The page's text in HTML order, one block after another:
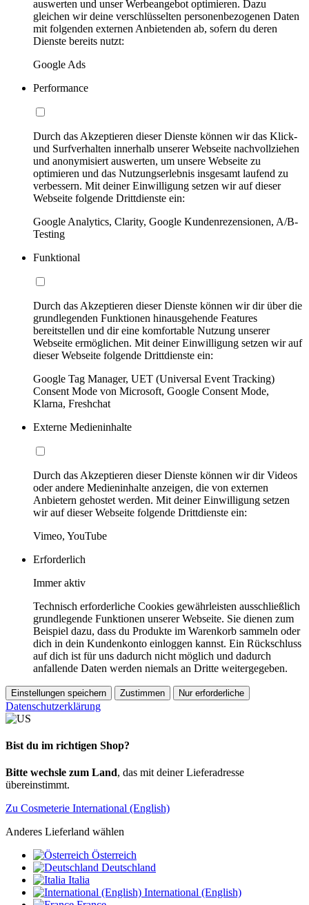
auswerten und unser Werbeangebot optimieren. Dazu
gleichen wir deine verschlüsselten personenbezogenen Daten
mit folgenden externen Anbietenden ab, sofern du deren
Dienste bereits nutzt:
Google Ads
Performance
Durch das Akzeptieren dieser Dienste können wir das Klick-
und Surfverhalten innerhalb unserer Webseite nachvollziehen
und anonymisiert auswerten, um unsere Webseite zu
optimieren und das Nutzungserlebnis insgesamt laufend zu
verbessern. Mit deiner Einwilligung setzen wir auf dieser
Webseite folgende Drittdienste ein:
Google Analytics, Clarity, Google Kundenrezensionen, A/B-
Testing
Funktional
Durch das Akzeptieren dieser Dienste können wir dir über die
grundlegenden Funktionen hinausgehende Features
bereitstellen und dir eine komfortable Nutzung unserer
Webseite ermöglichen. Mit deiner Einwilligung setzen wir auf
dieser Webseite folgende Drittdienste ein:
Google Tag Manager, UET (Universal Event Tracking)
Consent Mode von Microsoft, Google Consent Mode,
Klarna, Freshchat
Externe Medieninhalte
Durch das Akzeptieren dieser Dienste können wir dir Videos
oder andere Medieninhalte anzeigen, die von externen
Anbietern gehostet werden. Mit deiner Einwilligung setzen
wir auf dieser Webseite folgende Drittdienste ein:
Vimeo, YouTube
Erforderlich
Immer aktiv
Technisch erforderliche Cookies gewährleisten ausschließlich
grundlegende Funktionen unserer Webseite. Sie dienen zum
Beispiel dazu, dass du Produkte im Warenkorb sammeln oder
dich in dein Kundenkonto einloggen kannst. Ein Rückschluss
auf dich ist für uns dadurch nicht möglich und dadurch
anfallende Daten werden niemals an Dritte weitergegeben.
Einstellungen speichern Zustimmen Nur erforderliche
Datenschutzerklärung
Bist du im richtigen Shop?
Bitte wechsle zum Land, das mit deiner Lieferadresse
übereinstimmt.
Zu Cosmeterie International (English)
Anderes Lieferland wählen
Österreich
Deutschland
Italia
International (English)